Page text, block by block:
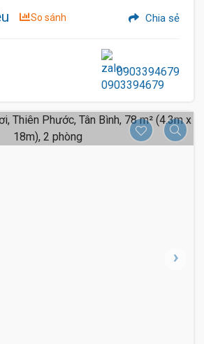
So sánh Chia sẻ
0903394679